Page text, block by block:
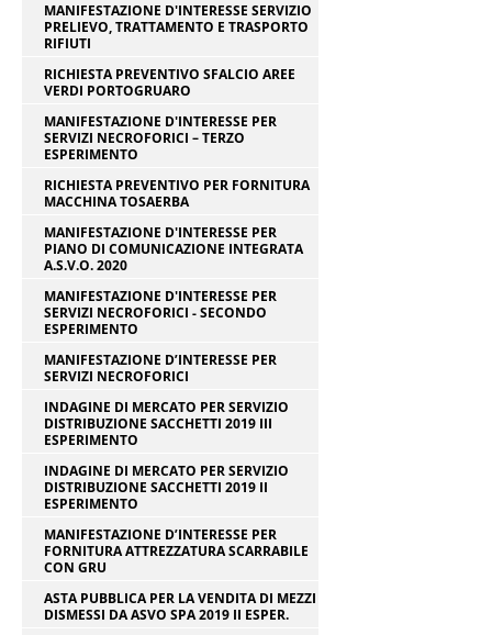
MANIFESTAZIONE D'INTERESSE SERVIZIO
PRELIEVO, TRATTAMENTO E TRASPORTO
RIFIUTI
RICHIESTA PREVENTIVO SFALCIO AREE
VERDI PORTOGRUARO
MANIFESTAZIONE D'INTERESSE PER
SERVIZI NECROFORICI – TERZO
ESPERIMENTO
RICHIESTA PREVENTIVO PER FORNITURA
MACCHINA TOSAERBA
MANIFESTAZIONE D'INTERESSE PER
PIANO DI COMUNICAZIONE INTEGRATA
A.S.V.O. 2020
MANIFESTAZIONE D'INTERESSE PER
SERVIZI NECROFORICI - SECONDO
ESPERIMENTO
MANIFESTAZIONE D’INTERESSE PER
SERVIZI NECROFORICI
INDAGINE DI MERCATO PER SERVIZIO
DISTRIBUZIONE SACCHETTI 2019 III
ESPERIMENTO
INDAGINE DI MERCATO PER SERVIZIO
DISTRIBUZIONE SACCHETTI 2019 II
ESPERIMENTO
MANIFESTAZIONE D’INTERESSE PER
FORNITURA ATTREZZATURA SCARRABILE
CON GRU
ASTA PUBBLICA PER LA VENDITA DI MEZZI
DISMESSI DA ASVO SPA 2019 II ESPER.